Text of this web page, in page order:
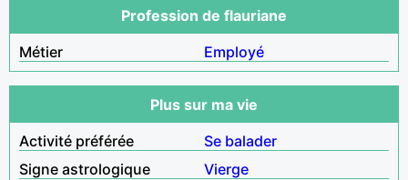
Profession de flauriane
Métier
Employé
Plus sur ma vie
Activité préférée
Se balader
Signe astrologique
Vierge